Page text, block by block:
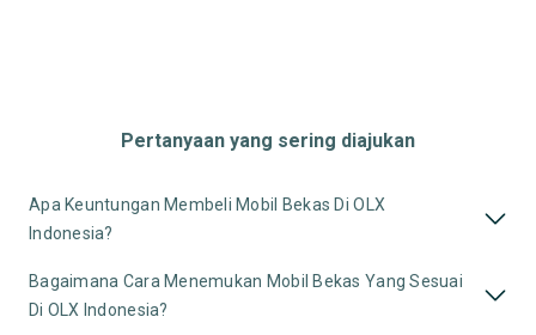
Pertanyaan yang sering diajukan
Apa Keuntungan Membeli Mobil Bekas Di OLX
Indonesia?
Bagaimana Cara Menemukan Mobil Bekas Yang Sesuai
Di OLX Indonesia?